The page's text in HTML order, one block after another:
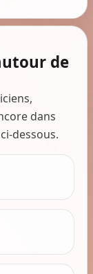
de
dans
dessous.